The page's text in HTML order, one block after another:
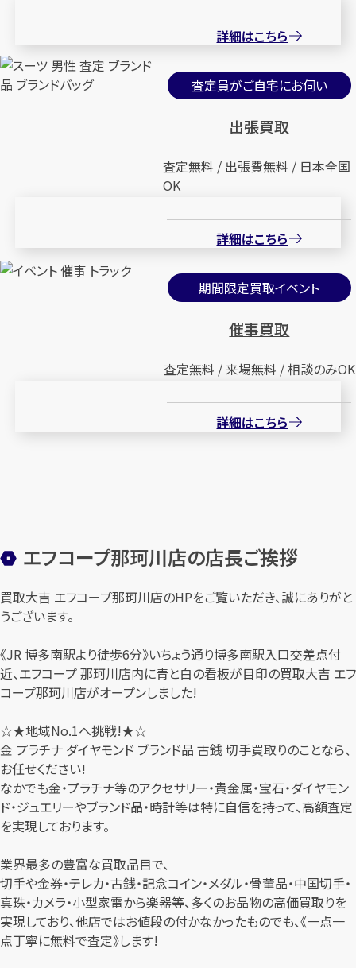
詳細はこちら
査定員がご自宅にお伺い
出張買取
査定無料 / 出張費無料 / 日本全国
OK
詳細はこちら
期間限定買取イベント
催事買取
査定無料 / 来場無料 / 相談のみOK
詳細はこちら
エフコープ那珂川店の店長ご挨拶
買取大吉 エフコープ那珂川店のHPをご覧いただき、誠にありがと
うございます。
《JR 博多南駅より徒歩6分》いちょう通り博多南駅入口交差点付
近、エフコープ 那珂川店内に青と白の看板が目印の買取大吉 エフ
コープ那珂川店がオープンしました!
☆★地域No.1へ挑戦!★☆
金 プラチナ ダイヤモンド ブランド品 古銭 切手買取りのことなら、
お任せください!
なかでも金・プラチナ等のアクセサリー・貴金属・宝石・ダイヤモン
ド・ジュエリーやブランド品・時計等は特に自信を持って、高額査定
を実現しております。
業界最多の豊富な買取品目で、
切手や金券・テレカ・古銭・記念コイン・メダル・骨董品・中国切手・
真珠・カメラ・小型家電から楽器等、多くのお品物の高価買取りを
実現しており、他店ではお値段の付かなかったものでも、《一点一
点丁寧に無料で査定》します!